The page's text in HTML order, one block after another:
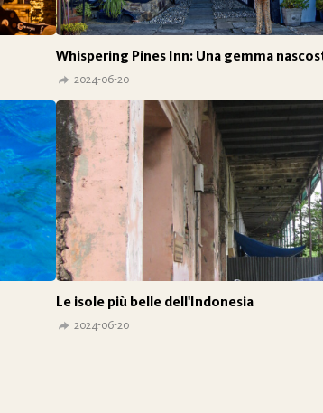
Whispering Pines Inn: Una gemma
2024-06-20
Le isole più belle dell'Indonesia
2024-06-20